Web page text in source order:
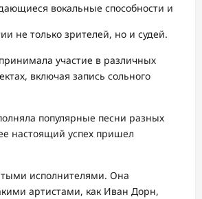
вокальные способности и
не только зрителей, но и судей.
участие в различных
включая запись сольного
популярные песни разных
настоящий успех пришел
исполнителями. Она
артистами, как Иван Дорн,